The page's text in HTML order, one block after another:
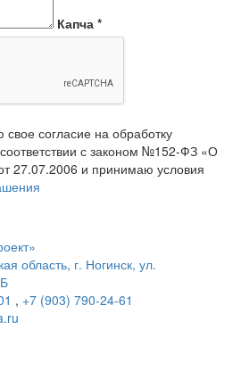
Капча *
согласие на обработку
с законом №152-ФЗ «О
27.07.2006 и принимаю условия
область, г. Ногинск, ул.
, +7 (903) 790-24-61